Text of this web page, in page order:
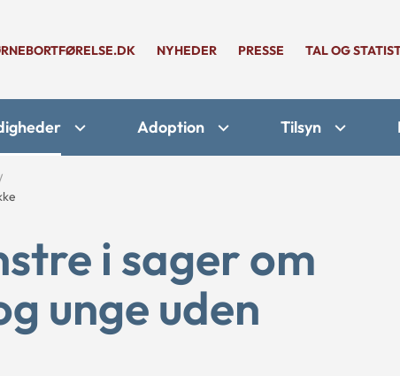
NYHEDER PRESSE TAL OG
Adoption Tilsyn
i sager om
unge uden